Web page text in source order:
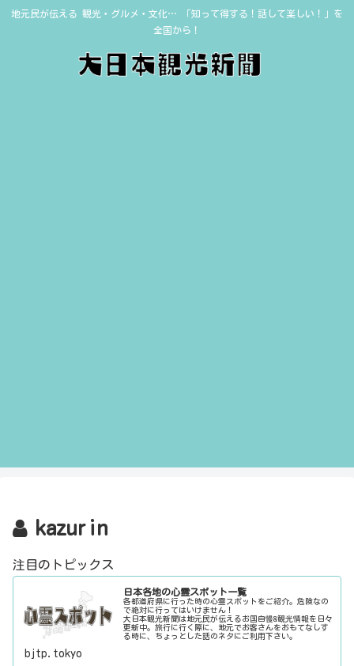
地元民が伝える 観光・グルメ・文化… 「知って得する！話して楽しい！」を
全国から！
kazurin
注目のトピックス
日本各地の心霊スポット一覧
各都道府県に行った時の心霊スポットをご紹介。危険なの
で絶対に行ってはいけません！
大日本観光新聞は地元民が伝えるお国自慢&観光情報を日々
更新中。旅行に行く際に、地元でお客さんをおもてなしす
る時に、ちょっとした話のネタにご利用下さい。
bjtp.tokyo